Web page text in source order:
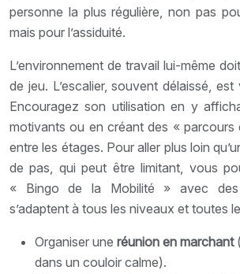
personne la plus régulière, non pas
mais pour l’assiduité.
L’environnement de travail lui-même
de jeu. L’escalier, souvent délaissé, est
Encouragez son utilisation en y
motivants ou en créant des « parcours
entre les étages. Pour aller plus loin
de pas, qui peut être limitant, vous
« Bingo de la Mobilité » avec
s’adaptent à tous les niveaux et toutes
Organiser une réunion en marchant
dans un couloir calme).